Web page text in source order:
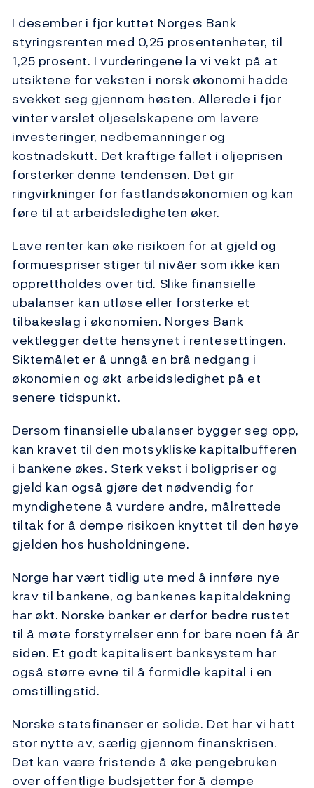
I desember i fjor kuttet Norges Bank
styringsrenten med 0,25 prosentenheter, til
1,25 prosent. I vurderingene la vi vekt på at
utsiktene for veksten i norsk økonomi hadde
svekket seg gjennom høsten. Allerede i fjor
vinter varslet oljeselskapene om lavere
investeringer, nedbemanninger og
kostnadskutt. Det kraftige fallet i oljeprisen
forsterker denne tendensen. Det gir
ringvirkninger for fastlandsøkonomien og kan
føre til at arbeidsledigheten øker.
Lave renter kan øke risikoen for at gjeld og
formuespriser stiger til nivåer som ikke kan
opprettholdes over tid. Slike finansielle
ubalanser kan utløse eller forsterke et
tilbakeslag i økonomien. Norges Bank
vektlegger dette hensynet i rentesettingen.
Siktemålet er å unngå en brå nedgang i
økonomien og økt arbeidsledighet på et
senere tidspunkt.
Dersom finansielle ubalanser bygger seg opp,
kan kravet til den motsykliske kapitalbufferen
i bankene økes. Sterk vekst i boligpriser og
gjeld kan også gjøre det nødvendig for
myndighetene å vurdere andre, målrettede
tiltak for å dempe risikoen knyttet til den høye
gjelden hos husholdningene.
Norge har vært tidlig ute med å innføre nye
krav til bankene, og bankenes kapitaldekning
har økt. Norske banker er derfor bedre rustet
til å møte forstyrrelser enn for bare noen få år
siden. Et godt kapitalisert banksystem har
også større evne til å formidle kapital i en
omstillingstid.
Norske statsfinanser er solide. Det har vi hatt
stor nytte av, særlig gjennom finanskrisen.
Det kan være fristende å øke pengebruken
over offentlige budsjetter for å dempe